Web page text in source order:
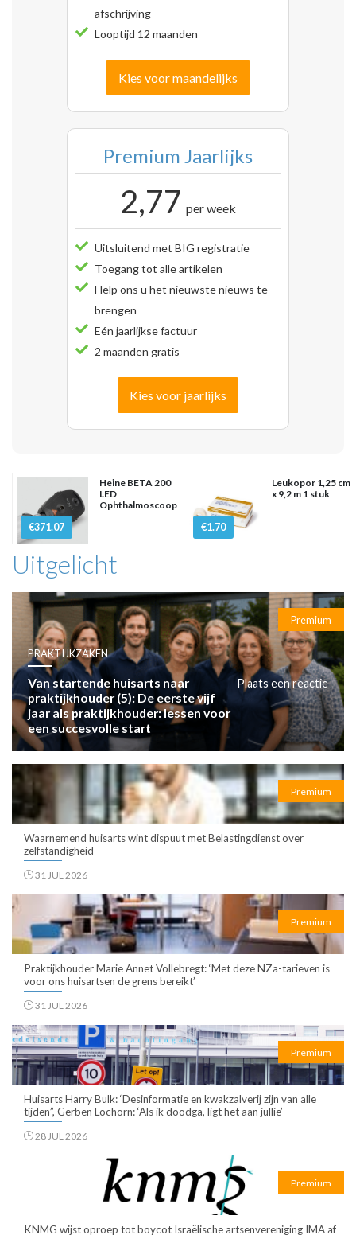
afschrijving
Looptijd 12 maanden
Kies voor maandelijks
Premium Jaarlijks
2,77 per week
Uitsluitend met BIG registratie
Toegang tot alle artikelen
Help ons u het nieuwste nieuws te
brengen
Eén jaarlijkse factuur
2 maanden gratis
Kies voor jaarlijks
€371.07
Heine BETA 200
LED
Ophthalmoscoop
€1.70
Leukopor 1,25 cm
x 9,2 m 1 stuk
Uitgelicht
Premium
PRAKTIJKZAKEN
Van startende huisarts naar
praktijkhouder (5): De eerste vijf
jaar als praktijkhouder: lessen voor
een succesvolle start
Plaats een reactie
Premium
Waarnemend huisarts wint dispuut met Belastingdienst over
zelfstandigheid
31 JUL 2026
Premium
Praktijkhouder Marie Annet Vollebregt: ‘Met deze NZa-tarieven is
voor ons huisartsen de grens bereikt’
31 JUL 2026
Premium
Huisarts Harry Bulk: ‘Desinformatie en kwakzalverij zijn van alle
tijden”, Gerben Lochorn: ‘Als ik doodga, ligt het aan jullie’
28 JUL 2026
Premium
KNMG wijst oproep tot boycot Israëlische artsenvereniging IMA af